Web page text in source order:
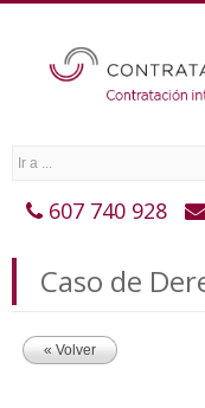
607 740 928
Caso de
« Volver